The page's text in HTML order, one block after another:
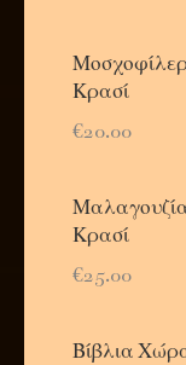
Κρασί
€20.00
Κρασί
€25.00
Βίβλια